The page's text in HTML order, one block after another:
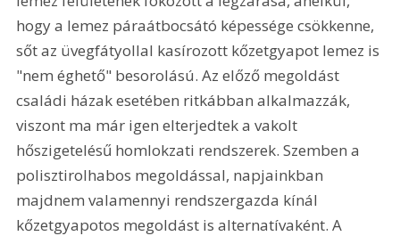
hogy a lemez páraátbocsátó képessége csökkenne,
sőt az üvegfátyollal kasírozott kőzetgyapot lemez is
"nem éghető" besorolású. Az előző megoldást
családi házak esetében ritkábban alkalmazzák,
viszont ma már igen elterjedtek a vakolt
hőszigetelésű homlokzati rendszerek. Szemben a
polisztirolhabos megoldással, napjainkban
majdnem valamennyi rendszergazda kínál
kőzetgyapotos megoldást is alternatívaként. A